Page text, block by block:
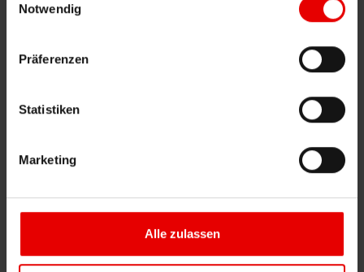
Notwendig
Präferenzen
Statistiken
Marketing
Alle zulassen
Ort